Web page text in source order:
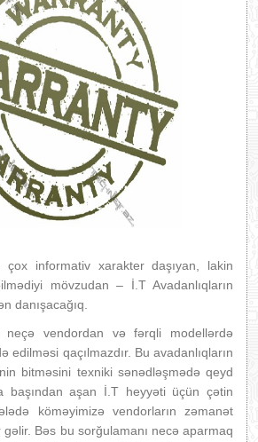
informativ xarakter daşıyan, lakin
mövzudan – İ.T Avadanlıqların
danışacağıq.
neçə vendordan və fərqli modellərdə
edilməsi qaçılmazdır. Bu avadanlıqların
bitməsini texniki sənədləşmədə qeyd
başından aşan İ.T heyyəti üçün çətin
köməyimizə vendorların zəmanət
gəlir. Bəs bu sorğulamanı necə aparmaq